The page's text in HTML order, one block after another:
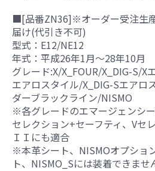
■[品番ZN36]※オーダー受注生
届け(代引き不可)
型式：E12/NE12
年式：平成26年1月～28年10月
グレード:X/X_FOUR/X_DIG-S/X
エアロスタイル/X_DIG-Sエアロ
ダーブラックライン/NISMO
※各グレードのエマージェンシ
セレクション+セーフティ、Vセ
ＩＩにも適合
※本革シート、NISMOオプショ
ト、NISMO_Sには装着できませ